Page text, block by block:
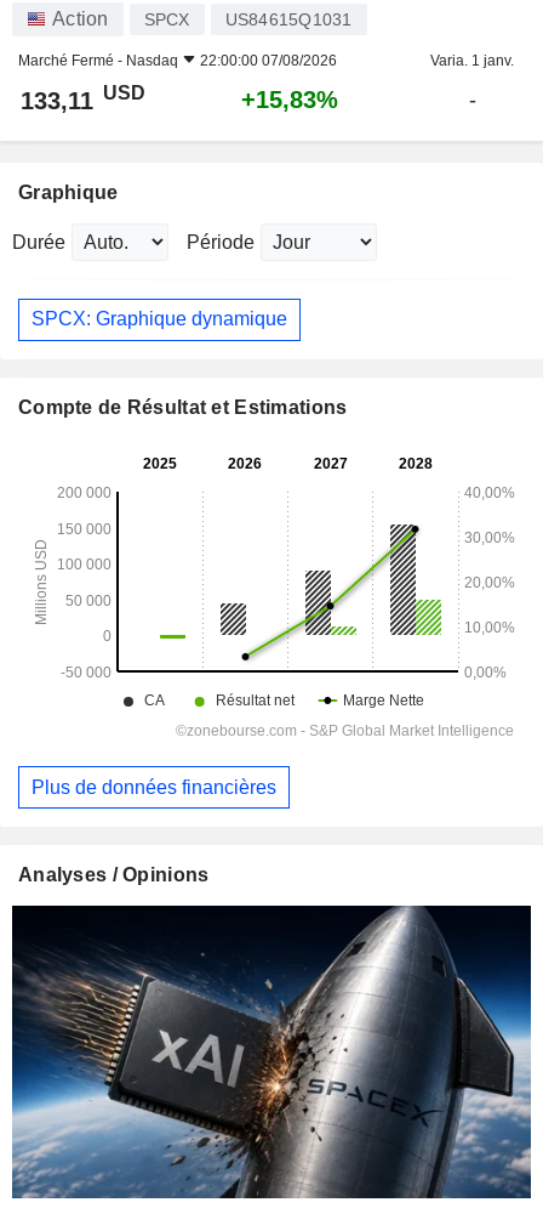
Action SPCX US84615Q1031
Marché Fermé - Nasdaq 22:00:00 07/08/2026 Varia. 1 janv.
133,11 USD +15,83% -
Graphique
Durée Période
SPCX: Graphique dynamique
Compte de Résultat et Estimations
Plus de données financières
Analyses / Opinions